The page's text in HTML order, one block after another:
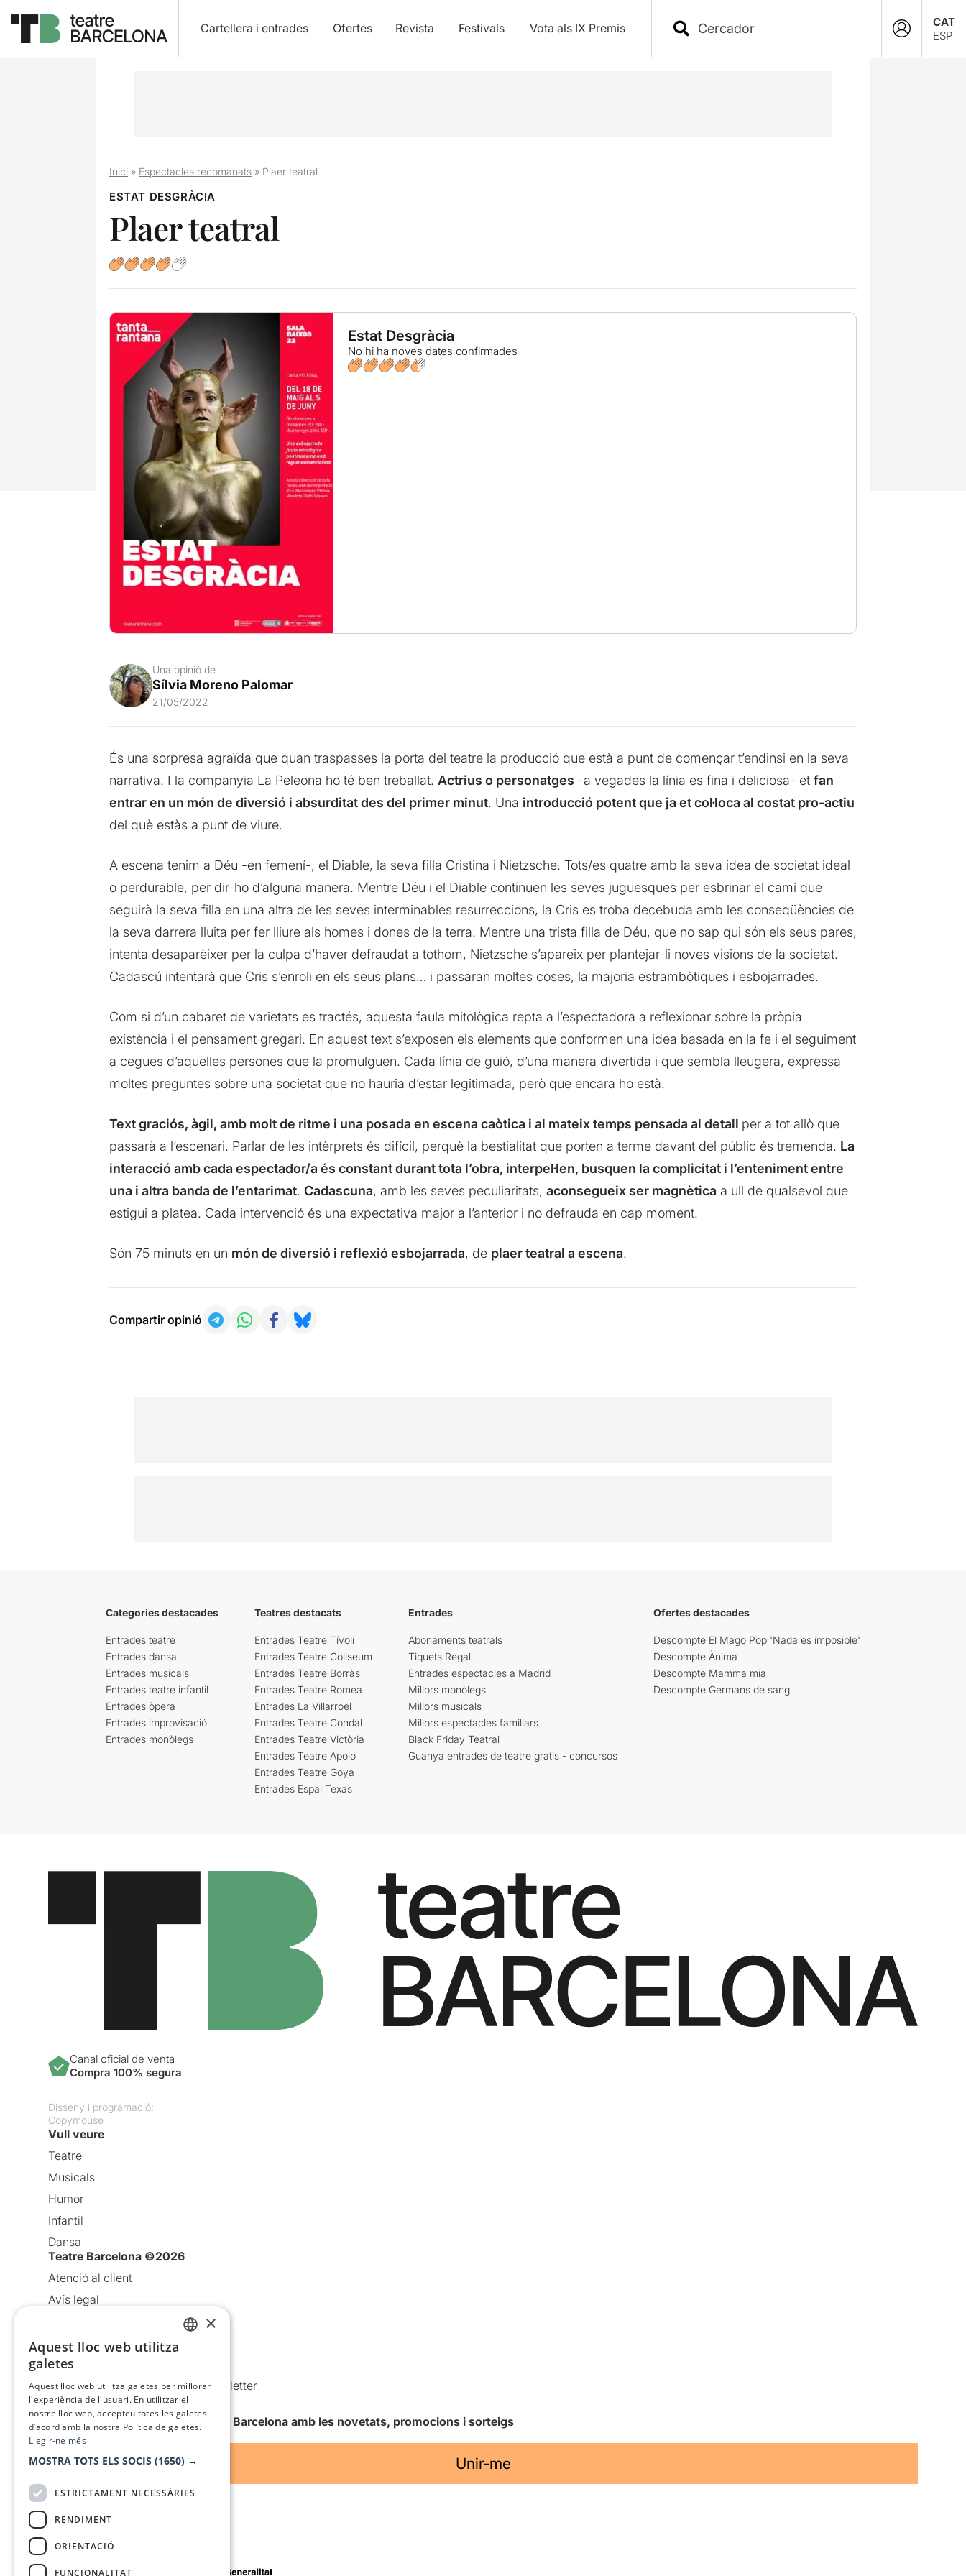
Cartellera i entrades Ofertes Revista Festivals Vota als IX Premis
CAT
ESP
Inici» Espectacles recomanats» Plaer teatral
ESTAT DESGRÀCIA
Plaer teatral
Estat Desgràcia
No hi ha noves dates confirmades
Una opinió de
Sílvia Moreno Palomar
21/05/2022
És una sorpresa agraïda que quan traspasses la porta del teatre la producció que està a punt de començar t’endinsi en la seva
narrativa. I la companyia La Peleona ho té ben treballat. Actrius o personatges -a vegades la línia es fina i deliciosa- et fan
entrar en un món de diversió i absurditat des del primer minut. Una introducció potent que ja et col·loca al costat pro-actiu
del què estàs a punt de viure.
A escena tenim a Déu -en femení-, el Diable, la seva filla Cristina i Nietzsche. Tots/es quatre amb la seva idea de societat ideal
o perdurable, per dir-ho d’alguna manera. Mentre Déu i el Diable continuen les seves juguesques per esbrinar el camí que
seguirà la seva filla en una altra de les seves interminables resurreccions, la Cris es troba decebuda amb les conseqüències de
la seva darrera lluita per fer lliure als homes i dones de la terra. Mentre una trista filla de Déu, que no sap qui són els seus pares,
intenta desaparèixer per la culpa d’haver defraudat a tothom, Nietzsche s’apareix per plantejar-li noves visions de la societat.
Cadascú intentarà que Cris s’enroli en els seus plans… i passaran moltes coses, la majoria estrambòtiques i esbojarrades.
Com si d’un cabaret de varietats es tractés, aquesta faula mitològica repta a l’espectadora a reflexionar sobre la pròpia
existència i el pensament gregari. En aquest text s’exposen els elements que conformen una idea basada en la fe i el seguiment
a cegues d’aquelles persones que la promulguen. Cada línia de guió, d’una manera divertida i que sembla lleugera, expressa
moltes preguntes sobre una societat que no hauria d’estar legitimada, però que encara ho està.
Text graciós, àgil, amb molt de ritme i una posada en escena caòtica i al mateix temps pensada al detall per a tot allò que
passarà a l’escenari. Parlar de les intèrprets és difícil, perquè la bestialitat que porten a terme davant del públic és tremenda. La
interacció amb cada espectador/a és constant durant tota l’obra, interpel·len, busquen la complicitat i l’enteniment entre
una i altra banda de l’entarimat. Cadascuna, amb les seves peculiaritats, aconsegueix ser magnètica a ull de qualsevol que
estigui a platea. Cada intervenció és una expectativa major a l’anterior i no defrauda en cap moment.
Són 75 minuts en un món de diversió i reflexió esbojarrada, de plaer teatral a escena.
Compartir opinió
Categories destacades
Entrades teatre
Entrades dansa
Entrades musicals
Entrades teatre infantil
Entrades òpera
Entrades improvisació
Entrades monòlegs
Teatres destacats
Entrades Teatre Tívoli
Entrades Teatre Coliseum
Entrades Teatre Borràs
Entrades Teatre Romea
Entrades La Villarroel
Entrades Teatre Condal
Entrades Teatre Victòria
Entrades Teatre Apolo
Entrades Teatre Goya
Entrades Espai Texas
Entrades
Abonaments teatrals
Tiquets Regal
Entrades espectacles a Madrid
Millors monòlegs
Millors musicals
Millors espectacles familiars
Black Friday Teatral
Guanya entrades de teatre gratis - concursos
Ofertes destacades
Descompte El Mago Pop 'Nada es imposible'
Descompte Ànima
Descompte Mamma mia
Descompte Germans de sang
Canal oficial de venta
Compra 100% segura
Disseny i programació:
Copymouse
Vull veure
Teatre
Musicals
Humor
Infantil
Dansa
Teatre Barcelona ©2026
Atenció al client
Avís legal
Política de cookies
Condicions d’ús
Comunicacions comercials i Newsletter
Anuncia’t
Vull rebre la newsletter de Teatre Barcelona amb les novetats, promocions i sorteigs
Unir-me
Amb el suport de
×
Aquest lloc web utilitza
galetes
Aquest lloc web utilitza galetes per millorar
l'experiència de l'usuari. En utilitzar el
nostre lloc web, accepteu totes les galetes
d’acord amb la nostra Política de galetes.
Llegir-ne més
MOSTRA TOTS ELS SOCIS (1650) →
ESTRICTAMENT NECESSÀRIES
RENDIMENT
ORIENTACIÓ
FUNCIONALITAT